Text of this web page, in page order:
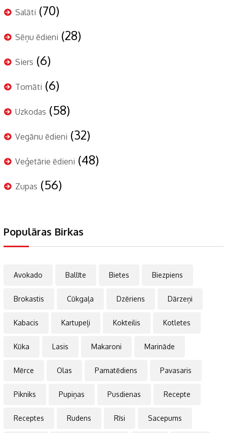
Salāti (70)
Sēņu ēdieni (28)
Siers (6)
Tomāti (6)
Uzkodas (58)
Vegānu ēdieni (32)
Veģetārie ēdieni (48)
Zupas (56)
Populāras Birkas
Avokado Ballīte Bietes Biezpiens
Brokastis Cūkgaļa Dzēriens Dārzeņi
Kabacis Kartupeļi Kokteilis Kotletes
Kūka Lasis Makaroni Marināde
Mērce Olas Pamatēdiens Pavasaris
Pikniks Pupiņas Pusdienas Recepte
Receptes Rudens Rīsi Sacepums